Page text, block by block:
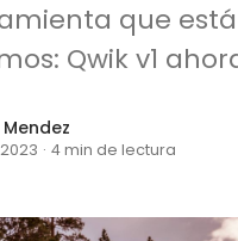
que
Qwik v1
· 4 min de lectura